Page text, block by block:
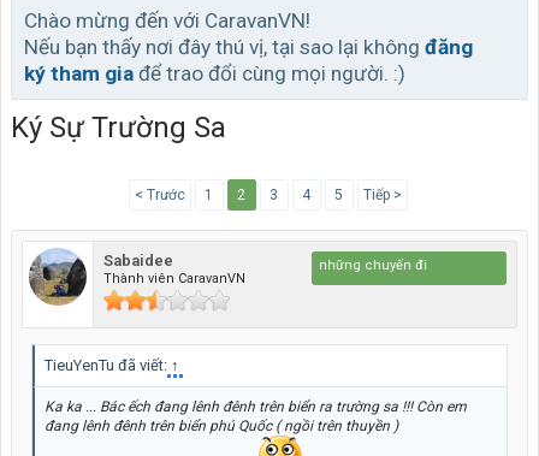
Chào mừng đến với CaravanVN!
Nếu bạn thấy nơi đây thú vị, tại sao lại không đăng
ký tham gia để trao đổi cùng mọi người. :)
Ký Sự Trường Sa
< Trước 1 2 3 4 5 Tiếp >
Sabaidee
Thành viên CaravanVN
Cuộc đời là những chuyến đi
TieuYenTu đã viết: ↑
Ka ka ... Bác ếch đang lênh đênh trên biển ra trường sa !!! Còn em
đang lênh đênh trên biển phú Quốc ( ngồi trên thuyền )